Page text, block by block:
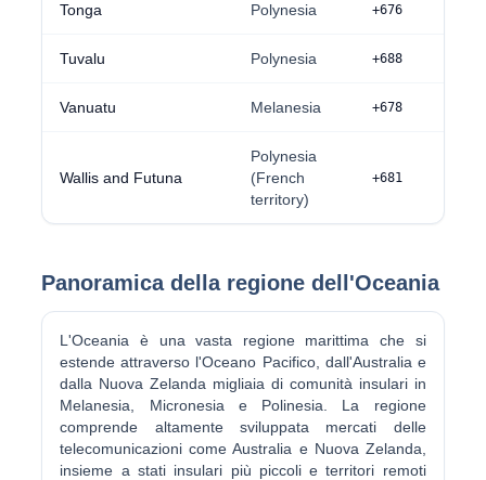
Tonga Polynesia +676
Tuvalu Polynesia +688
Vanuatu Melanesia +678
Wallis and Futuna
Polynesia
(French
territory)
+681
Panoramica della regione dell'Oceania
L'Oceania è una vasta regione marittima che si
estende attraverso l'Oceano Pacifico, dall'Australia e
dalla Nuova Zelanda migliaia di comunità insulari in
Melanesia, Micronesia e Polinesia. La regione
comprende altamente sviluppata mercati delle
telecomunicazioni come Australia e Nuova Zelanda,
insieme a stati insulari più piccoli e territori remoti